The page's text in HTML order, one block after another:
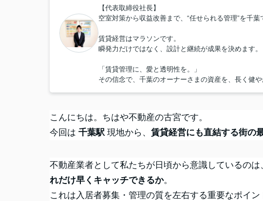
【代表取締役社長】
空室対策から収益改善まで、“任せられる管理”を千葉
賃貸経営はマラソンです。
瞬発力だけではなく、設計と継続が成果を決めます。
「賃貸管理に、愛と透明性を。」
その信念で、千葉のオーナーさまの資産を、長く健や
こんにちは。ちはや不動産の古宮です。
今回は 千葉駅 現地から、 賃貸経営にも直結する街の
不動産業者として私たちが日頃から意識しているのは
れだけ早くキャッチできるか。
これは入居者募集・管理の質を左右する重要なポイン